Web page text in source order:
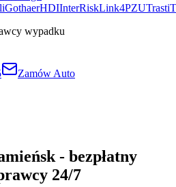
GothaerHDIInterRiskLink4PZUTrasti
wypadku
Zamów Auto
- bezpłatny
24/7